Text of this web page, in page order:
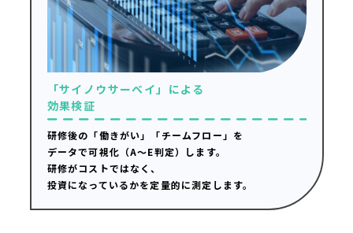
「サイノウサーベイ」による
効果検証
研修後の「働きがい」「チームフロー」を
データで可視化（A〜E判定）します。
研修がコストではなく、
投資になっているかを定量的に測定します。